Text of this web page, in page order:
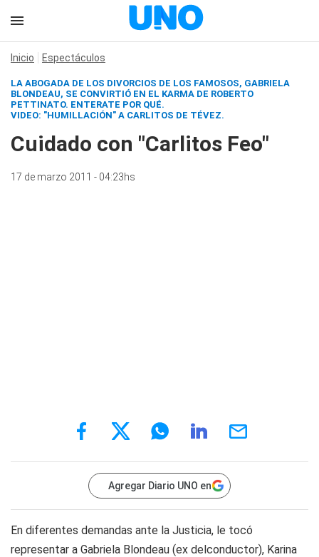
Inicio Espectáculos
LA ABOGADA DE LOS DIVORCIOS DE LOS FAMOSOS, GABRIELA
BLONDEAU, SE CONVIRTIÓ EN EL KARMA DE ROBERTO
PETTINATO. ENTERATE POR QUÉ.
VIDEO: "HUMILLACIÓN" A CARLITOS DE TÉVEZ.
Cuidado con "Carlitos Feo"
17 de marzo 2011 - 04:23hs
Agregar Diario UNO en
En diferentes demandas ante la Justicia, le tocó
representar a Gabriela Blondeau (ex delconductor), Karina